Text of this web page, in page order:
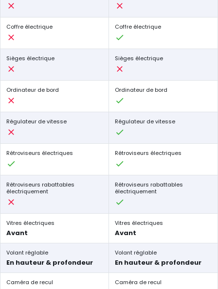
Coffre électrique Coffre électrique
Sièges électrique Sièges électrique
Ordinateur de bord Ordinateur de bord
Régulateur de vitesse Régulateur de vitesse
Rétroviseurs électriques Rétroviseurs électriques
Rétroviseurs rabattables
électriquement
Rétroviseurs rabattables
électriquement
Vitres électriques
Avant
Vitres électriques
Avant
Volant réglable
En hauteur & profondeur
Volant réglable
En hauteur & profondeur
Caméra de recul Caméra de recul